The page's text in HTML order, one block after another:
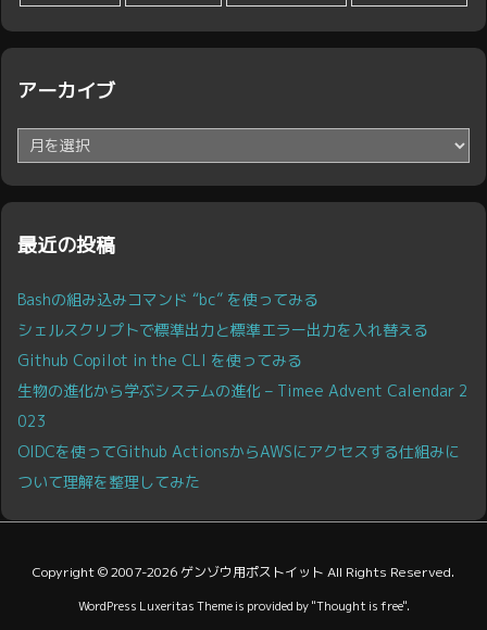
アーカイブ
ー
カ
イ
最近の投稿
Bashの組み込みコマンド “bc” を使ってみる
シェルスクリプトで標準出力と標準エラー出力を入れ替える
Github Copilot in the CLI を使ってみる
生物の進化から学ぶシステムの進化 – Timee Advent Calendar 2
023
OIDCを使ってGithub ActionsからAWSにアクセスする仕組みに
ついて理解を整理してみた
Copyright ©2007-2026ゲンゾウ用ポストイット All Rights Reserved.
WordPress Luxeritas Theme is provided by "Thought is free".